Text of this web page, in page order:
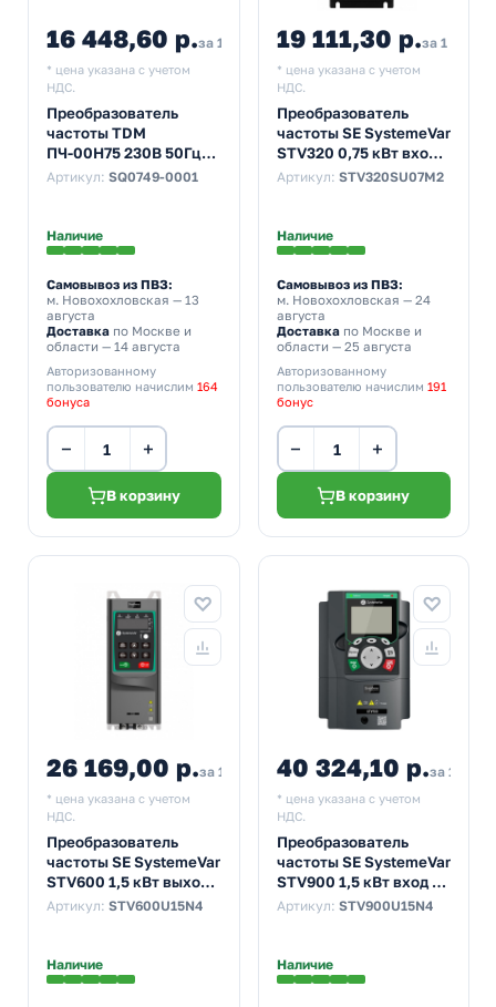
16 448,60 р.за 1 шт
* цена указана с учетом
НДС.
Преобразователь
частоты TDM
ПЧ-00H75 230В 50Гц
выходной ток 5А 0,55-
Артикул: SQ0749-0001
Наличие
Самовывоз из ПВЗ:
м. Новохохловская — 13
августа
Доставка по Москве и
области — 14 августа
Авторизованному
пользователю начислим 164
бонуса
− +
В корзину
19 111,30 р.за 1 шт
* цена указана с учетом
НДС.
Преобразователь
частоты SE SystemeVar
STV320 0,75 кВт вход
9,3А выход 4,2А 220В
Артикул: STV320SU07M2
Наличие
Самовывоз из ПВЗ:
м. Новохохловская — 24
августа
Доставкапо Москве и
области — 25 августа
Авторизованному
пользователю начислим 191
бонус
− +
В корзину
26 169,00 р.за 1 шт
* цена указана с учетом
НДС.
Преобразователь
частоты SE SystemeVar
STV600 1,5 кВт выход
3,7А 400В
Артикул: STV600U15N4
Наличие
40 324,10 р.за 1 шт
* цена указана с учетом
НДС.
Преобразователь
частоты SE SystemeVar
STV900 1,5 кВт вход 5А
выход 3,7А 400В
Артикул: STV900U15N4
Наличие